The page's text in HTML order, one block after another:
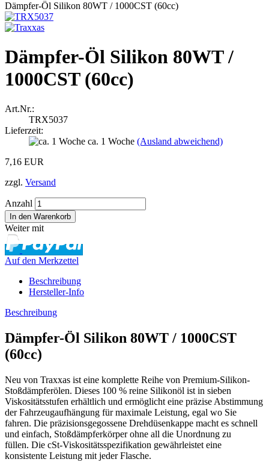
Dämpfer-Öl Silikon 80WT / 1000CST (60cc)
Dämpfer-Öl Silikon 80WT /
1000CST (60cc)
Art.Nr.:
TRX5037
Lieferzeit:
ca. 1 Woche (Ausland abweichend)
7,16 EUR
zzgl. Versand
Anzahl
Weiter mit
Auf den Merkzettel
Beschreibung
Hersteller-Info
Beschreibung
Dämpfer-Öl Silikon 80WT / 1000CST
(60cc)
Neu von Traxxas ist eine komplette Reihe von Premium-Silikon-
Stoßdämpferölen. Dieses 100 % reine Silikonöl ist in sieben
Viskositätsstufen erhältlich und ermöglicht eine präzise Abstimmung
der Fahrzeugaufhängung für maximale Leistung, egal wo Sie
fahren. Die präzisionsgegossene Drehdüsenkappe macht es schnell
und einfach, Stoßdämpferkörper ohne all die Unordnung zu
füllen. Die cSt-Viskositätsspezifikation gewährleistet eine
konsistente Leistung mit jeder Flasche.